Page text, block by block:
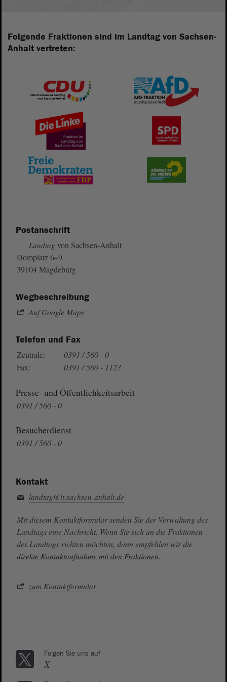
Folgende Fraktionen sind im Landtag von Sachsen-
Anhalt vertreten:
Postanschrift
Landtag von Sachsen-Anhalt
Domplatz 6–9
39104 Magdeburg
Wegbeschreibung
Auf Google Maps
Telefon und Fax
Zentrale:
0391 / 560 - 0
Fax:
0391 / 560 - 1123
Presse- und Öffentlichkeitsarbeit
0391 / 560 - 0
Besucherdienst
0391 / 560 - 0
Kontakt
landtag@lt.sachsen-anhalt.de
Mit diesem Kontaktformular senden Sie der Verwaltung des
Landtags eine Nachricht. Wenn Sie sich an die Fraktionen
des Landtags richten möchten, dann empfehlen wir die
direkte Kontaktaufnahme mit den Fraktionen.
zum Kontaktformular
Folgen Sie uns auf
X